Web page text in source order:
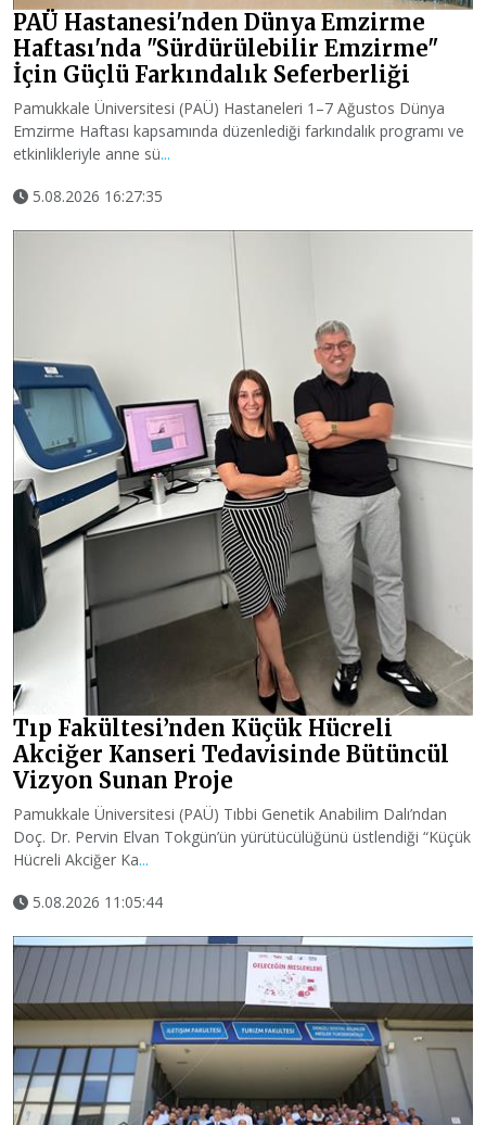
PAÜ Hastanesi'nden Dünya Emzirme
Haftası'nda "Sürdürülebilir Emzirme"
İçin Güçlü Farkındalık Seferberliği
Pamukkale Üniversitesi (PAÜ) Hastaneleri 1–7 Ağustos Dünya
Emzirme Haftası kapsamında düzenlediği farkındalık programı ve
etkinlikleriyle anne sü...
5.08.2026 16:27:35
Tıp Fakültesi’nden Küçük Hücreli
Akciğer Kanseri Tedavisinde Bütüncül
Vizyon Sunan Proje
Pamukkale Üniversitesi (PAÜ) Tıbbi Genetik Anabilim Dalı’ndan
Doç. Dr. Pervin Elvan Tokgün’ün yürütücülüğünü üstlendiği “Küçük
Hücreli Akciğer Ka...
5.08.2026 11:05:44